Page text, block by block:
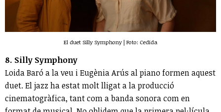
El duet Silly Symphony | Foto: Cedida
8. Silly Symphony
Loida Baró a la veu i Eugènia Arús al piano formen aquest
duet. El jazz ha estat molt lligat a la producció
cinematogràfica, tant com a banda sonora com en